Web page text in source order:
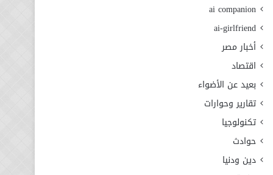
ai companion
ai-girlfriend
أخبار مصر
اقتصاد
بعيد عن الأضواء
تقارير وحوارات
تكنولوجيا
حوادث
دين ودنيا